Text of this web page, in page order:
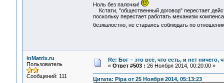
Ноль без палочки!
Кстати, "общественный договор" перестает
поскольку перестает работать механизм
безжалостно, не стараясь соблюдать по
inMatrix.ru
Пользователь
Сообщений: 111
Re: Бог – это всё, что есть, и нет
« Ответ #503 : 26 Ноября 2014, 00:20:00 »
Цитата: Pipa от 25 Ноября 2014, 05:13:23